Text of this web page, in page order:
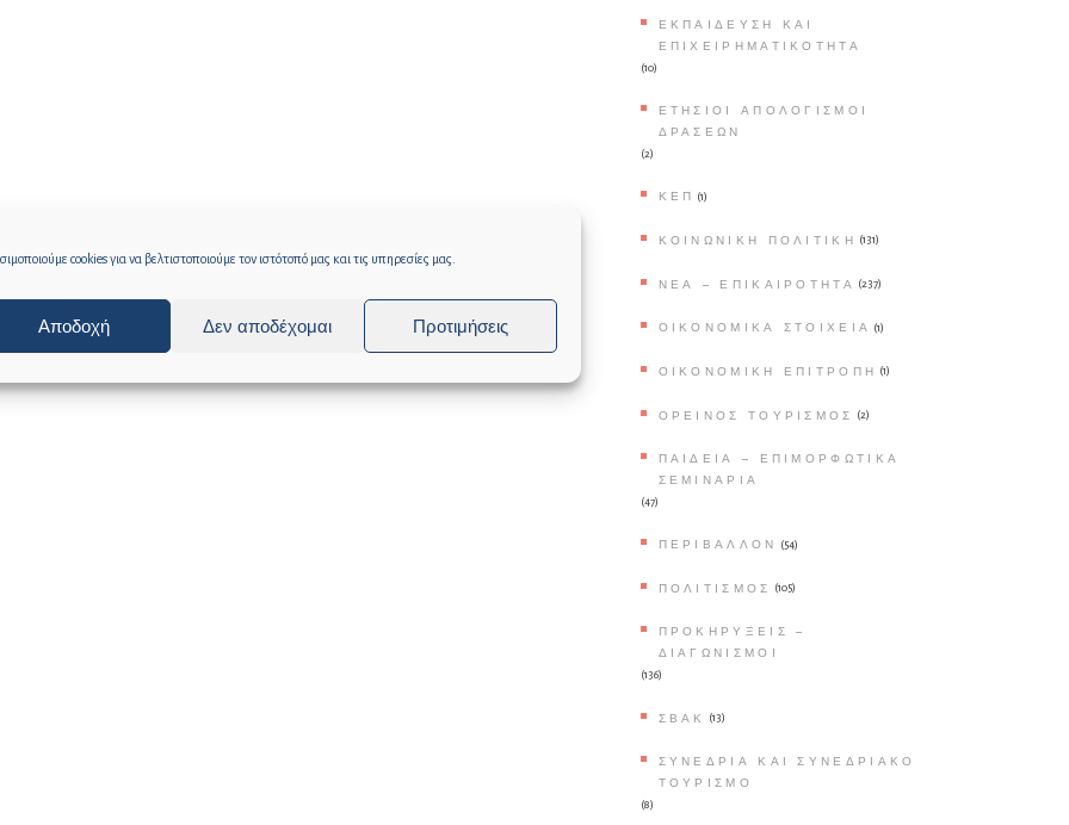
cookies για να βελτιστοποιούμε τον ιστότοπό μας και τις υπηρεσίες μας.
Αποδοχή Δεν αποδέχομαι Προτιμήσεις
ΕΚΠΑΊΔΕΥΣΗ ΚΑΙ
ΕΠΙΧΕΙΡΗΜΑΤΙΚΌΤΗΤΑ
(10)
ΕΤΉΣΙΟΙ ΑΠΟΛΟΓΙΣΜΟΊ
ΔΡΆΣΕΩΝ
(2)
ΚΕΠ (1)
ΚΟΙΝΩΝΙΚΉ ΠΟΛΙΤΙΚΉ (131)
ΝΈΑ – ΕΠΙΚΑΙΡΌΤΗΤΑ (237)
ΟΙΚΟΝΟΜΙΚΆ ΣΤΟΙΧΕΊΑ (1)
ΟΙΚΟΝΟΜΙΚΉ ΕΠΙΤΡΟΠΉ (1)
ΟΡΕΙΝΌΣ ΤΟΥΡΙΣΜΌΣ (2)
ΠΑΙΔΕΊΑ – ΕΠΙΜΟΡΦΩΤΙΚΆ
ΣΕΜΙΝΆΡΙΑ
(47)
ΠΕΡΙΒΆΛΛΟΝ (54)
ΠΟΛΙΤΙΣΜΌΣ (105)
ΠΡΟΚΗΡΎΞΕΙΣ –
ΔΙΑΓΩΝΙΣΜΟΊ
(136)
ΣΒΑΚ (13)
ΣΥΝΈΔΡΙΑ ΚΑΙ ΣΥΝΕΔΡΙΑΚΌ
ΤΟΥΡΙΣΜΌ
(8)